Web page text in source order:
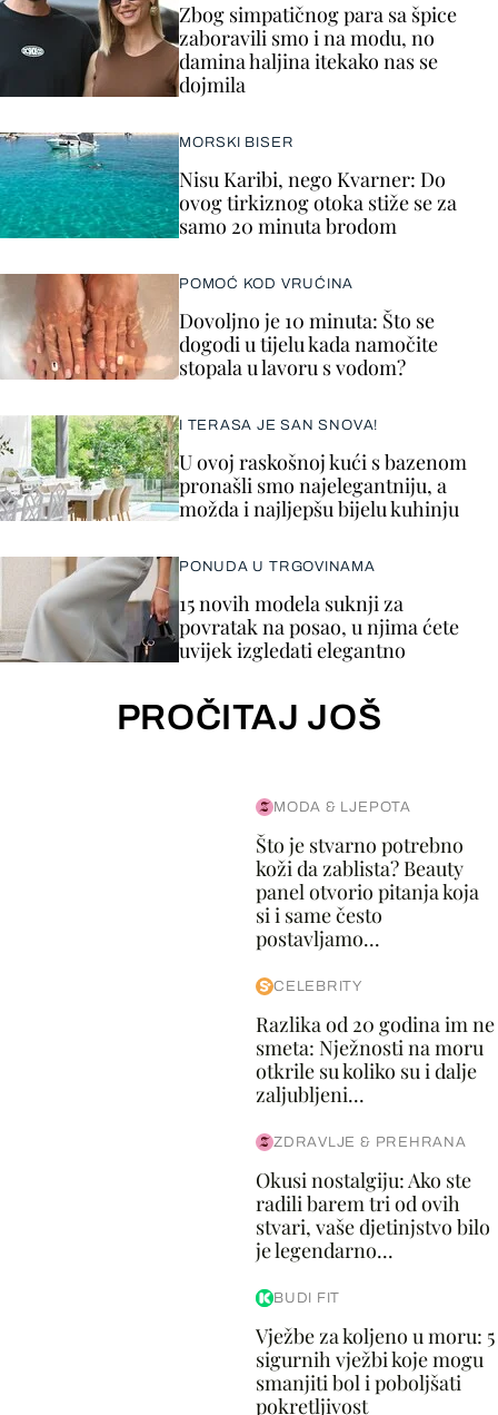
Zbog simpatičnog para sa špice
zaboravili smo i na modu, no
damina haljina itekako nas se
dojmila
MORSKI BISER
Nisu Karibi, nego Kvarner: Do
ovog tirkiznog otoka stiže se za
samo 20 minuta brodom
POMOĆ KOD VRUĆINA
Dovoljno je 10 minuta: Što se
dogodi u tijelu kada namočite
stopala u lavoru s vodom?
I TERASA JE SAN SNOVA!
U ovoj raskošnoj kući s bazenom
pronašli smo najelegantniju, a
možda i najljepšu bijelu kuhinju
PONUDA U TRGOVINAMA
15 novih modela suknji za
povratak na posao, u njima ćete
uvijek izgledati elegantno
PROČITAJ JOŠ
MODA & LJEPOTA
Što je stvarno potrebno
koži da zablista? Beauty
panel otvorio pitanja koja
si i same često
postavljamo...
CELEBRITY
Razlika od 20 godina im ne
smeta: Nježnosti na moru
otkrile su koliko su i dalje
zaljubljeni...
ZDRAVLJE & PREHRANA
Okusi nostalgiju: Ako ste
radili barem tri od ovih
stvari, vaše djetinjstvo bilo
je legendarno...
BUDI FIT
Vježbe za koljeno u moru: 5
sigurnih vježbi koje mogu
smanjiti bol i poboljšati
pokretljivost